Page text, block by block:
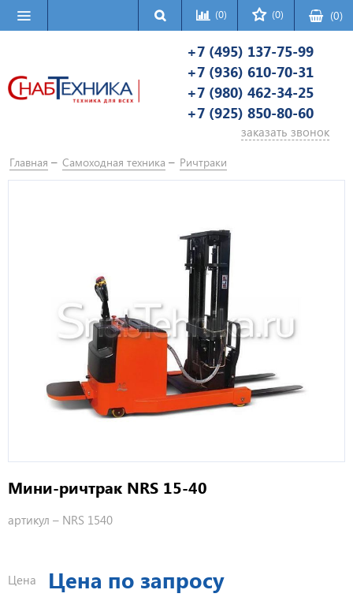
(0) (0) (0)
+7 (495) 137-75-99
+7 (936) 610-70-31
+7 (980) 462-34-25
+7 (925) 850-80-60
заказать звонок
Главная Самоходная техника Ричтраки
Мини-ричтрак NRS 15-40
артикул – NRS 1540
Цена Цена по запросу